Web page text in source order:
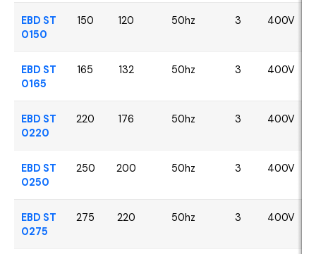
EBD ST
0150
150 120 50hz 3 400V
EBD ST
0165
165 132 50hz 3 400V
EBD ST
0220
220 176 50hz 3 400V
EBD ST
0250
250 200 50hz 3 400V
EBD ST
0275
275 220 50hz 3 400V